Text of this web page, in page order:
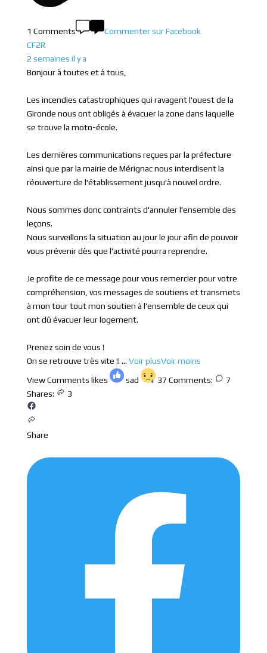
1 Comments
Commenter sur Facebook
CF2R
2 semaines il y a
Bonjour à toutes et à tous,
Les incendies catastrophiques qui ravagent l'ouest de la
Gironde nous ont obligés à évacuer la zone dans laquelle
se trouve la moto-école.
Les dernières communications reçues par la préfecture
ainsi que par la mairie de Mérignac nous interdisent la
réouverture de l'établissement jusqu'à nouvel ordre.
Nous sommes donc contraints d'annuler l'ensemble des
leçons.
Nous surveillons la situation au jour le jour afin de pouvoir
vous prévenir dès que l'activité pourra reprendre.
Je profite de ce message pour vous remercier pour votre
compréhension, vos messages de soutiens et transmets
à mon tour tout mon soutien à l'ensemble de ceux qui
ont dû évacuer leur logement.
Prenez soin de vous !
On se retrouve très vite !! ... Voir plusVoir moins
View Comments likes sad 37 Comments:
7
Shares:
3
Share